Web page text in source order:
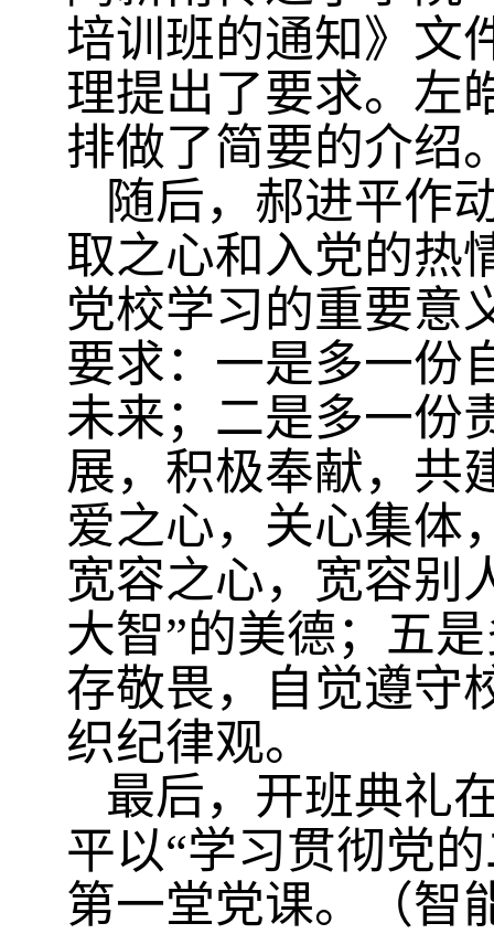
培训班的通知》文
理提出了要求。左
排做了简要的介绍
随后，郝进平作
取之心和入党的热
党校学习的重要意
要求：一是多一份
未来；二是多一份
展，积极奉献，共
爱之心，关心集体
宽容之心，宽容别
大智”的美德；五
存敬畏，自觉遵守
织纪律观。
最后，开班典礼
平以“学习贯彻党
第一堂党课。（智